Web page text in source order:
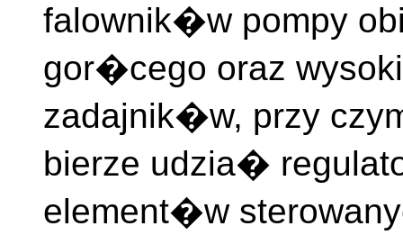
falownik�w pompy
gor�cego oraz
zadajnik�w, przy
bierze udzia�
element�w